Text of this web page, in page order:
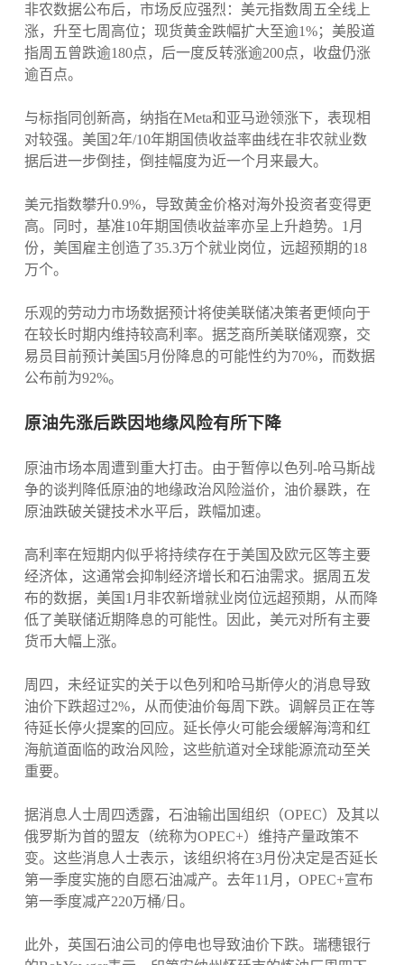
非农数据公布后，市场反应强烈：美元指数周五全线上
涨，升至七周高位；现货黄金跌幅扩大至逾1%；美股道
指周五曾跌逾180点，后一度反转涨逾200点，收盘仍涨
逾百点。
与标指同创新高，纳指在Meta和亚马逊领涨下，表现相
对较强。美国2年/10年期国债收益率曲线在非农就业数
据后进一步倒挂，倒挂幅度为近一个月来最大。
美元指数攀升0.9%，导致黄金价格对海外投资者变得更
高。同时，基准10年期国债收益率亦呈上升趋势。1月
份，美国雇主创造了35.3万个就业岗位，远超预期的18
万个。
乐观的劳动力市场数据预计将使美联储决策者更倾向于
在较长时期内维持较高利率。据芝商所美联储观察，交
易员目前预计美国5月份降息的可能性约为70%，而数据
公布前为92%。
原油先涨后跌因地缘风险有所下降
原油市场本周遭到重大打击。由于暂停以色列-哈马斯战
争的谈判降低原油的地缘政治风险溢价，油价暴跌，在
原油跌破关键技术水平后，跌幅加速。
高利率在短期内似乎将持续存在于美国及欧元区等主要
经济体，这通常会抑制经济增长和石油需求。据周五发
布的数据，美国1月非农新增就业岗位远超预期，从而降
低了美联储近期降息的可能性。因此，美元对所有主要
货币大幅上涨。
周四，未经证实的关于以色列和哈马斯停火的消息导致
油价下跌超过2%，从而使油价每周下跌。调解员正在等
待延长停火提案的回应。延长停火可能会缓解海湾和红
海航道面临的政治风险，这些航道对全球能源流动至关
重要。
据消息人士周四透露，石油输出国组织（OPEC）及其以
俄罗斯为首的盟友（统称为OPEC+）维持产量政策不
变。这些消息人士表示，该组织将在3月份决定是否延长
第一季度实施的自愿石油减产。去年11月，OPEC+宣布
第一季度减产220万桶/日。
此外，英国石油公司的停电也导致油价下跌。瑞穗银行